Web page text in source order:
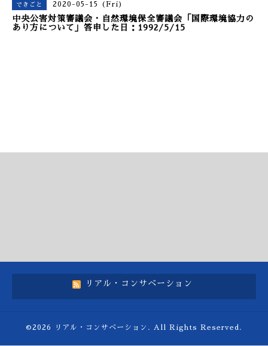
できごと 2020-05-15 (Fri)
中央公害対策審議会・自然環境保全審議会「国際環境協力の
あり方について」答申した日：1992/5/15
リアル・コンサベーション
©2026 リアル・コンサベーション . All Rights Reserved.